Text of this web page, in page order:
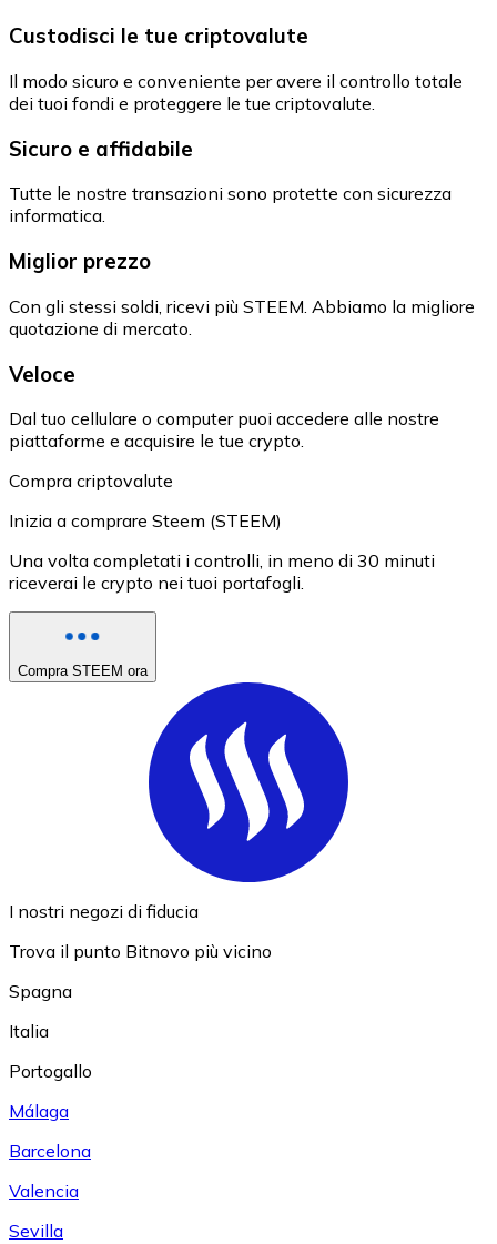
Custodisci le tue criptovalute
Il modo sicuro e conveniente per avere il controllo totale
dei tuoi fondi e proteggere le tue criptovalute.
Sicuro e affidabile
Tutte le nostre transazioni sono protette con sicurezza
informatica.
Miglior prezzo
Con gli stessi soldi, ricevi più STEEM. Abbiamo la migliore
quotazione di mercato.
Veloce
Dal tuo cellulare o computer puoi accedere alle nostre
piattaforme e acquisire le tue crypto.
Compra criptovalute
Inizia a comprare Steem (STEEM)
Una volta completati i controlli, in meno di 30 minuti
riceverai le crypto nei tuoi portafogli.
Compra STEEM ora
I nostri negozi di fiducia
Trova il punto Bitnovo più vicino
Spagna
Italia
Portogallo
Málaga
Barcelona
Valencia
Sevilla